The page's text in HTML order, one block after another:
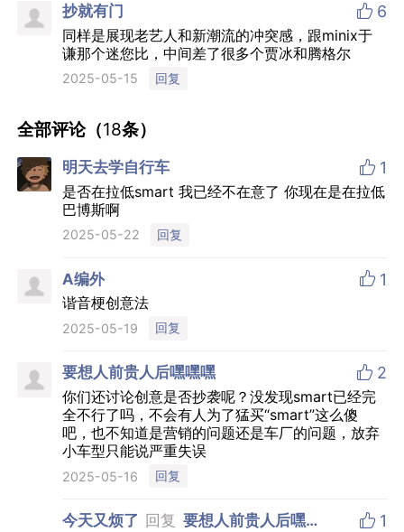
抄就有门  6
同样是展现老艺人和新潮流的冲突感，跟minix于
谦那个迷您比，中间差了很多个贾冰和腾格尔
2025-05-15 回复
全部评论（18条）
明天去学自行车  1
是否在拉低smart 我已经不在意了 你现在是在拉低
巴博斯啊
2025-05-22 回复
A编外  1
谐音梗创意法
2025-05-19 回复
要想人前贵人后嘿嘿嘿  2
你们还讨论创意是否抄袭呢？没发现smart已经完
全不行了吗，不会有人为了猛买“smart”这么傻
吧，也不知道是营销的问题还是车厂的问题，放弃
小车型只能说严重失误
2025-05-16 回复
今天又烦了 回复 要想人前贵人后嘿嘿
 1